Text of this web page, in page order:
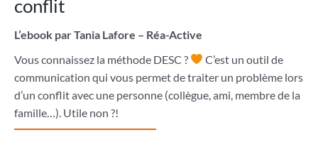
conflit
L’ebook par Tania Lafore – Réa-Active
Vous connaissez la méthode DESC ?
C’est un outil de
communication qui vous permet de traiter un problème lors
d’un conflit avec une personne (collègue, ami, membre de la
famille…). Utile non ?!